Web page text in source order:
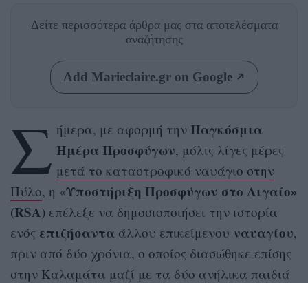
Δείτε περισσότερα άρθρα μας στα αποτελέσματα
αναζήτησης
Add Marieclaire.gr on Google
Σ ήμερα, με αφορμή την Παγκόσμια
Ημέρα Προσφύγων, μόλις λίγες μέρες
μετά το καταστροφικό ναυάγιο στην
Πύλο, η «Υποστήριξη Προσφύγων στο Αιγαίο»
(RSA) επέλεξε να δημοσιοποιήσει την ιστορία
ενός επιζήσαντα άλλου επικείμενου ναυαγίου,
πριν από δύο χρόνια, ο οποίος διασώθηκε επίσης
στην Καλαμάτα μαζί με τα δύο ανήλικα παιδιά